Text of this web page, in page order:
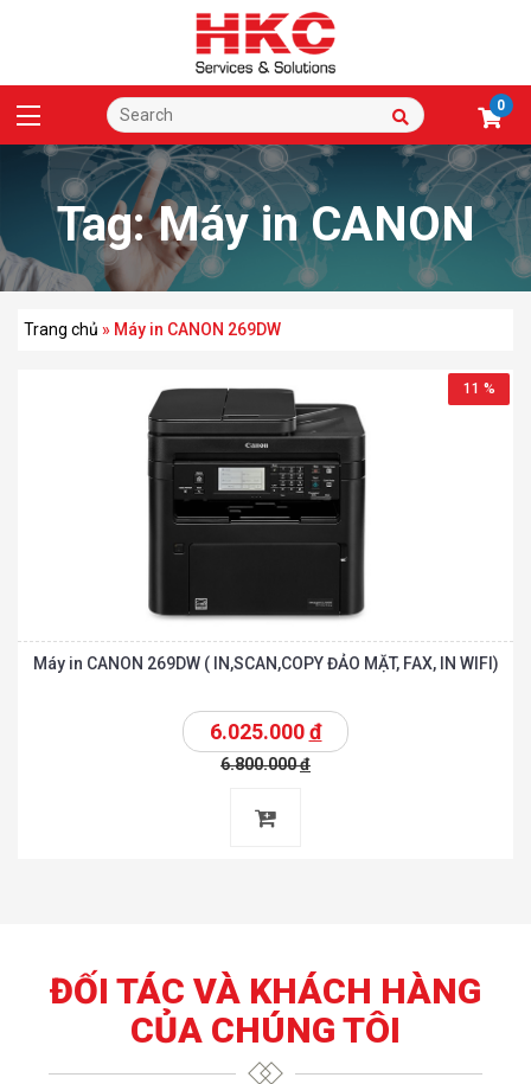
0
Tag:Máy in CANON
269DW
Trang chủ » Máy in CANON 269DW
11 %
Máy in CANON 269DW ( IN,SCAN,COPY ĐẢO MẶT, FAX, IN WIFI)
6.025.000đ
6.800.000đ
ĐỐI TÁC VÀ KHÁCH HÀNG
CỦA CHÚNG TÔI